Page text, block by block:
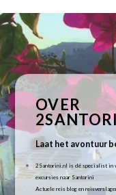
OVER
Laat het avontuur
2Santorini.nl is dé specialist in
excursies naar Santorini
Actuele reis blog en